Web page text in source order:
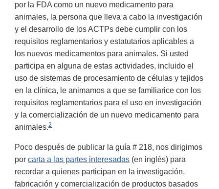
por la FDA como un nuevo medicamento para
animales, la persona que lleva a cabo la investigación
y el desarrollo de los ACTPs debe cumplir con los
requisitos reglamentarios y estatutarios aplicables a
los nuevos medicamentos para animales. Si usted
participa en alguna de estas actividades, incluido el
uso de sistemas de procesamiento de células y tejidos
en la clínica, le animamos a que se familiarice con los
requisitos reglamentarios para el uso en investigación
y la comercialización de un nuevo medicamento para
animales.2
Poco después de publicar la guía # 218, nos dirigimos
por carta a las partes interesadas (en inglés) para
recordar a quienes participan en la investigación,
fabricación y comercialización de productos basados